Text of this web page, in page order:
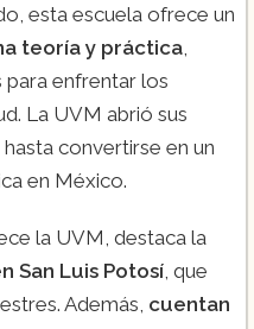
esta escuela ofrece un
teoría y práctica,
enfrentar los
La UVM abrió sus
convertirse en un
en México.
la UVM, destaca la
San Luis Potosí, que
Además, cuentan